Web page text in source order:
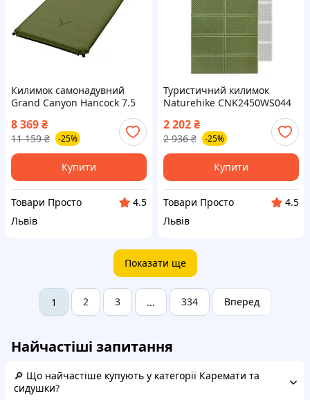
Килимок самонадувний
Grand Canyon Hancock 7.5
XW Nutria Brown (30621625)
8 369₴
11 159 ₴ -25%
Купити
Товари Просто
4.5
Львів
Туристичний килимок
Naturehike CNK2450WS044
подвійний 200x120х1,8см
зелений (6927595789995)
2 202₴
2 936 ₴ -25%
Купити
Товари Просто
4.5
Львів
Показати ще
1 2 3 ... 334 Вперед
Найчастіші запитання
🔎 Що найчастіше купують у категорії Каремати та
сидушки?